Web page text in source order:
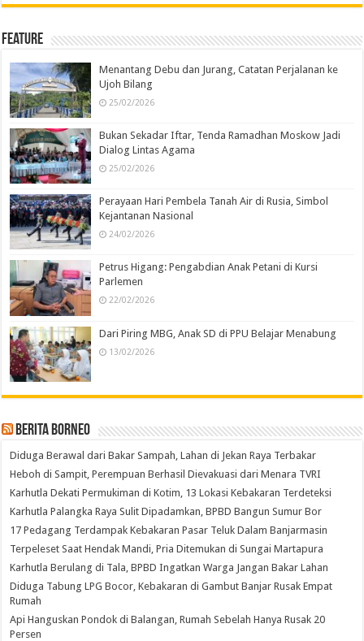
Feature
Menantang Debu dan Jurang, Catatan Perjalanan ke
Ujoh Bilang
25/02/2026
Bukan Sekadar Iftar, Tenda Ramadhan Moskow Jadi
Dialog Lintas Agama
25/02/2026
Perayaan Hari Pembela Tanah Air di Rusia, Simbol
Kejantanan Nasional
24/02/2026
Petrus Higang: Pengabdian Anak Petani di Kursi
Parlemen
22/02/2026
Dari Piring MBG, Anak SD di PPU Belajar Menabung
13/02/2026
Berita Borneo
Diduga Berawal dari Bakar Sampah, Lahan di Jekan Raya Terbakar
Heboh di Sampit, Perempuan Berhasil Dievakuasi dari Menara TVRI
Karhutla Dekati Permukiman di Kotim, 13 Lokasi Kebakaran Terdeteksi
Karhutla Palangka Raya Sulit Dipadamkan, BPBD Bangun Sumur Bor
17 Pedagang Terdampak Kebakaran Pasar Teluk Dalam Banjarmasin
Terpeleset Saat Hendak Mandi, Pria Ditemukan di Sungai Martapura
Karhutla Berulang di Tala, BPBD Ingatkan Warga Jangan Bakar Lahan
Diduga Tabung LPG Bocor, Kebakaran di Gambut Banjar Rusak Empat
Rumah
Api Hanguskan Pondok di Balangan, Rumah Sebelah Hanya Rusak 20
Persen